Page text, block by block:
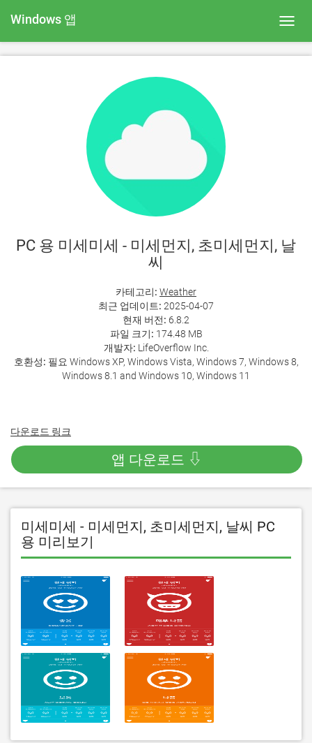
Windows 앱
PC 용 미세미세 - 미세먼지, 초미세먼지, 날
씨
카테고리: Weather
최근 업데이트: 2025-04-07
현재 버전: 6.8.2
파일 크기: 174.48 MB
개발자: LifeOverflow Inc.
호환성: 필요 Windows XP, Windows Vista, Windows 7, Windows 8,
Windows 8.1 and Windows 10, Windows 11
다운로드 링크
앱 다운로드 ⇩
미세미세 - 미세먼지, 초미세먼지, 날씨 PC
용 미리보기